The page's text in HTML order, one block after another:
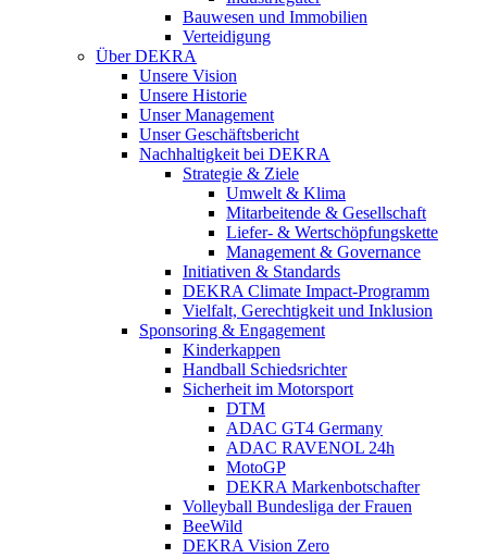
Bauwesen und Immobilien
Verteidigung
Über DEKRA
Unsere Vision
Unsere Historie
Unser Management
Unser Geschäftsbericht
Nachhaltigkeit bei DEKRA
Strategie & Ziele
Umwelt & Klima
Mitarbeitende & Gesellschaft
Liefer- & Wertschöpfungskette
Management & Governance
Initiativen & Standards
DEKRA Climate Impact-Programm
Vielfalt, Gerechtigkeit und Inklusion​
Sponsoring & Engagement
Kinderkappen
Handball Schiedsrichter
Sicherheit im Motorsport
DTM
ADAC GT4 Germany
ADAC RAVENOL 24h
MotoGP
DEKRA Markenbotschafter
Volleyball Bundesliga der Frauen
BeeWild
DEKRA Vision Zero